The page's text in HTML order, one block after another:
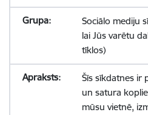
Sociālo mediju
lai Jūs varētu
tīklos)
Šīs sīkdatnes ir
un satura
mūsu vietnē,